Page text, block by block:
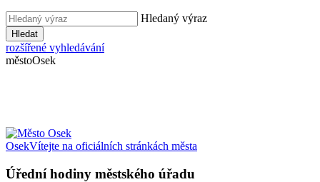
Hledaný výraz
Hledat
rozšířené vyhledávání
městoOsek
OsekVítejte na oficiálních stránkách města
Úřední hodiny městského úřadu